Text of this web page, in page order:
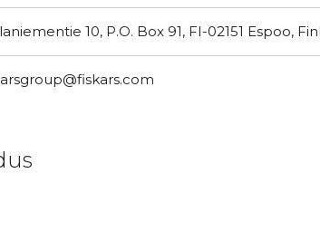
10, P.O. Box 91, FI-02151 Espoo,